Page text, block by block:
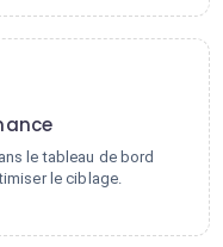
le tableau de bord
le ciblage.